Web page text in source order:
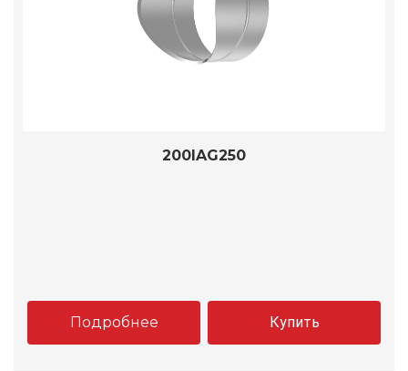
200IAG250
Подробнее Купить